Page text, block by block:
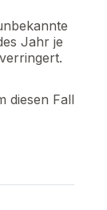
Jahr je
diesen Fall